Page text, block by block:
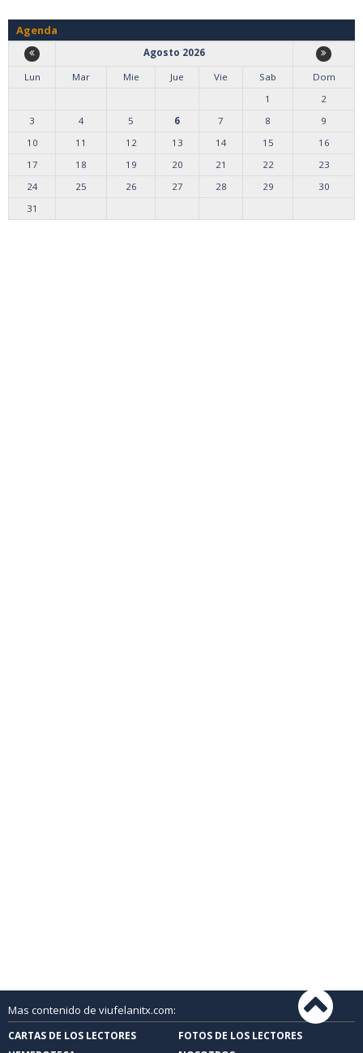
Agenda
Agosto 2026
Lun
Mar Mie Jue Vie Sab
Dom
1
2
3
4 5 6 7 8
9
10
11 12 13 14 15
16
17
18 19 20 21 22
23
24
25 26 27 28 29
30
31
Mas contenido de viufelanitx.com:
CARTAS DE LOS LECTORES
FOTOS DE LOS LECTORES